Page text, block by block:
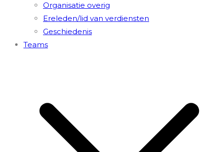
Organisatie overig
Ereleden/lid van verdiensten
Geschiedenis
Teams